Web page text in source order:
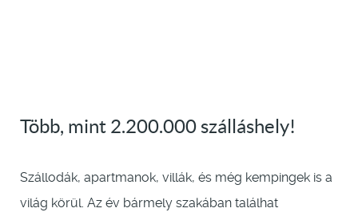
Több, mint 2.200.000 szálláshely!
Szállodák, apartmanok, villák, és még kempingek is a
világ körül. Az év bármely szakában találhat